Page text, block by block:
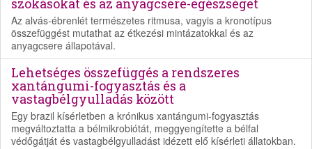
szokásokat és az anyagcsere-egészséget
Az alvás-ébrenlét természetes ritmusa, vagyis a kronotípus
összefüggést mutathat az étkezési mintázatokkal és az
anyagcsere állapotával.
Lehetséges összefüggés a rendszeres
xantángumi-fogyasztás és a
vastagbélgyulladás között
Egy brazil kísérletben a krónikus xantángumi-fogyasztás
megváltoztatta a bélmikrobiótát, meggyengítette a bélfal
védőgátját és vastagbélgyulladást idézett elő kísérleti állatokban.